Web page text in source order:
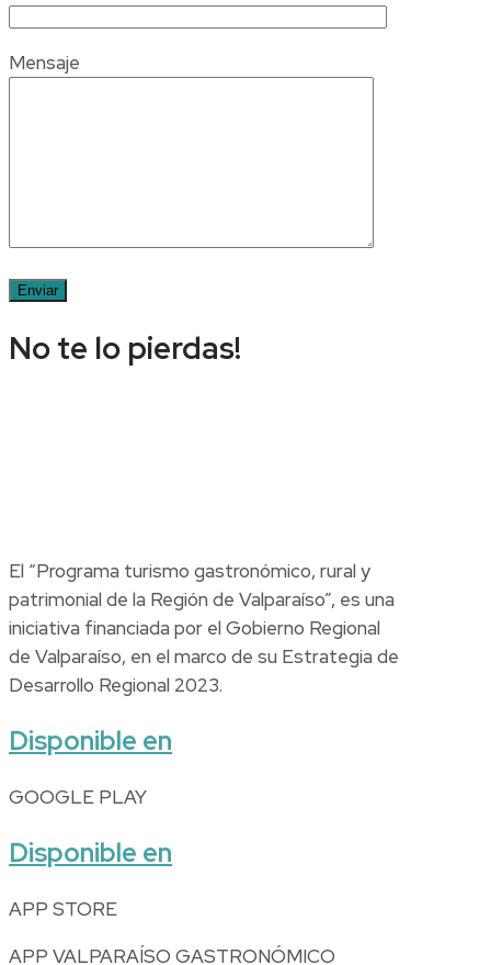
Mensaje
No te lo pierdas!
El “Programa turismo gastronómico, rural y
patrimonial de la Región de Valparaíso”, es una
iniciativa financiada por el Gobierno Regional
de Valparaíso, en el marco de su Estrategia de
Desarrollo Regional 2023.
Disponible en
GOOGLE PLAY
Disponible en
APP STORE
APP VALPARAÍSO GASTRONÓMICO